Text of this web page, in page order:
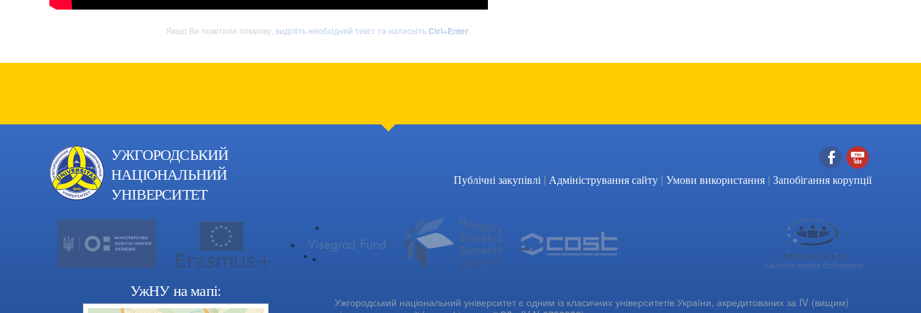
Якщо Ви помітили помилку, виділіть необхідний текст та натиснітьCtrl+Enter.
УЖГОРОДСЬКИЙ
НАЦІОНАЛЬНИЙ
УНІВЕРСИТЕТ
Facebook
YouTube
Публічні закупівлі | Адміністрування сайту | Умови використання | Запобігання корупції
УжНУ на мапі:
Ужгородський національний університет є одним із класичних університетів України, акредитованих за IV (вищим)